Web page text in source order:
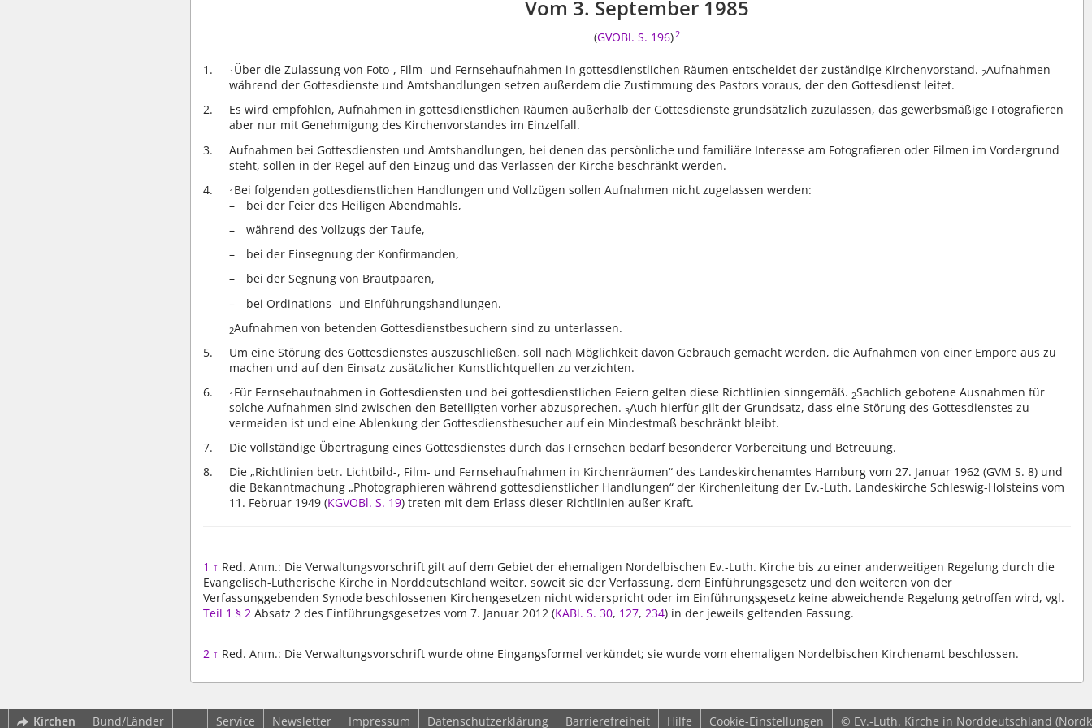
Vom 3. September 1985
(GVOBl. S. 196) 2
1 Über die Zulassung von Foto-, Film- und Fernsehaufnahmen in gottesdienstlichen Räumen entscheidet der zuständige Kirchenvorstand. 2Aufnahmen
während der Gottesdienste und Amtshandlungen setzen außerdem die Zustimmung des Pastors voraus, der den Gottesdienst leitet.
Es wird empfohlen, Aufnahmen in gottesdienstlichen Räumen außerhalb der Gottesdienste grundsätzlich zuzulassen, das gewerbsmäßige Fotografieren
aber nur mit Genehmigung des Kirchenvorstandes im Einzelfall.
Aufnahmen bei Gottesdiensten und Amtshandlungen, bei denen das persönliche und familiäre Interesse am Fotografieren oder Filmen im Vordergrund
steht, sollen in der Regel auf den Einzug und das Verlassen der Kirche beschränkt werden.
1 Bei folgenden gottesdienstlichen Handlungen und Vollzügen sollen Aufnahmen nicht zugelassen werden:
bei der Feier des Heiligen Abendmahls,
während des Vollzugs der Taufe,
bei der Einsegnung der Konfirmanden,
bei der Segnung von Brautpaaren,
bei Ordinations- und Einführungshandlungen.
2Aufnahmen von betenden Gottesdienstbesuchern sind zu unterlassen.
Um eine Störung des Gottesdienstes auszuschließen, soll nach Möglichkeit davon Gebrauch gemacht werden, die Aufnahmen von einer Empore aus zu
machen und auf den Einsatz zusätzlicher Kunstlichtquellen zu verzichten.
1 Für Fernsehaufnahmen in Gottesdiensten und bei gottesdienstlichen Feiern gelten diese Richtlinien sinngemäß. 2Sachlich gebotene Ausnahmen für
solche Aufnahmen sind zwischen den Beteiligten vorher abzusprechen. 3Auch hierfür gilt der Grundsatz, dass eine Störung des Gottesdienstes zu
vermeiden ist und eine Ablenkung der Gottesdienstbesucher auf ein Mindestmaß beschränkt bleibt.
Die vollständige Übertragung eines Gottesdienstes durch das Fernsehen bedarf besonderer Vorbereitung und Betreuung.
Die „Richtlinien betr. Lichtbild-, Film- und Fernsehaufnahmen in Kirchenräumen“ des Landeskirchenamtes Hamburg vom 27. Januar 1962 (GVM S. 8) und
die Bekanntmachung „Photographieren während gottesdienstlicher Handlungen“ der Kirchenleitung der Ev.-Luth. Landeskirche Schleswig-Holsteins vom
11. Februar 1949 (KGVOBl. S. 19) treten mit dem Erlass dieser Richtlinien außer Kraft.
1 ↑ Red. Anm.: Die Verwaltungsvorschrift gilt auf dem Gebiet der ehemaligen Nordelbischen Ev.-Luth. Kirche bis zu einer anderweitigen Regelung durch die
Evangelisch-Lutherische Kirche in Norddeutschland weiter, soweit sie der Verfassung, dem Einführungsgesetz und den weiteren von der
Verfassunggebenden Synode beschlossenen Kirchengesetzen nicht widerspricht oder im Einführungsgesetz keine abweichende Regelung getroffen wird, vgl.
Teil 1 § 2 Absatz 2 des Einführungsgesetzes vom 7. Januar 2012 (KABl. S. 30, 127, 234) in der jeweils geltenden Fassung.
2 ↑ Red. Anm.: Die Verwaltungsvorschrift wurde ohne Eingangsformel verkündet; sie wurde vom ehemaligen Nordelbischen Kirchenamt beschlossen.
Kirchen Bund/Länder Service Newsletter Impressum Datenschutzerklärung Barrierefreiheit Hilfe Cookie-Einstellungen © Ev.-Luth. Kirche in Norddeutschland
wbv Kommunikation: Kirchenverwaltung LAW|PUBLISHER